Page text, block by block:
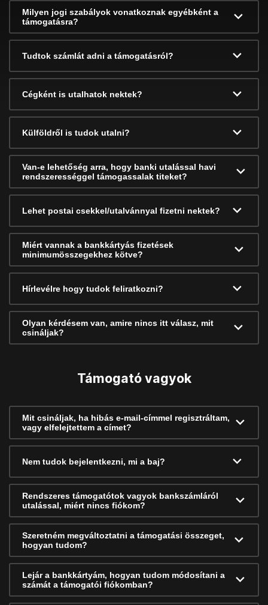
Milyen jogi szabályok vonatkoznak egyébként a
támogatásra?
Tudtok számlát adni a támogatásról?
Cégként is utalhatok nektek?
Külföldről is tudok utalni?
Van-e lehetőség arra, hogy banki utalással havi
rendszerességgel támogassalak titeket?
Lehet postai csekkel/utalvánnyal fizetni nektek?
Miért vannak a bankkártyás fizetések
minimumösszegekhez kötve?
Hírlevélre hogy tudok feliratkozni?
Olyan kérdésem van, amire nincs itt válasz, mit
csináljak?
Támogató vagyok
Mit csináljak, ha hibás e-mail-címmel regisztráltam,
vagy elfelejtettem a címet?
Nem tudok bejelentkezni, mi a baj?
Rendszeres támogatótok vagyok bankszámláról
utalással, miért nincs fiókom?
Szeretném megváltoztatni a támogatási összeget,
hogyan tudom?
Lejár a bankkártyám, hogyan tudom módosítani a
számát a támogatói fiókomban?